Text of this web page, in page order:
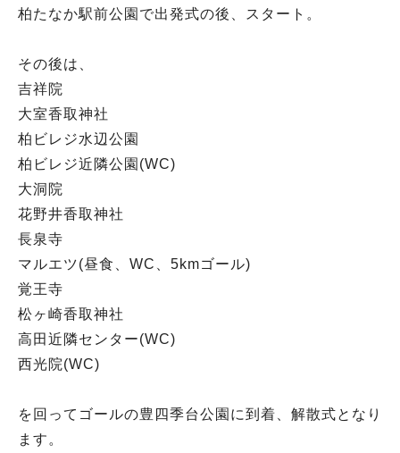
柏たなか駅前公園で出発式の後、スタート。
その後は、
吉祥院
大室香取神社
柏ビレジ水辺公園
柏ビレジ近隣公園(WC)
大洞院
花野井香取神社
長泉寺
マルエツ(昼食、WC、5kmゴール)
覚王寺
松ヶ崎香取神社
高田近隣センター(WC)
西光院(WC)
を回ってゴールの豊四季台公園に到着、解散式となり
ます。